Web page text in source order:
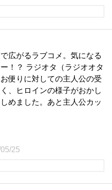
広がるラブコメ。気になる
！？ ラジオタ（ラジオオタ
便りに対しての主人公の受
、ヒロインの様子がおかし
めました。あと主人公カッ
25